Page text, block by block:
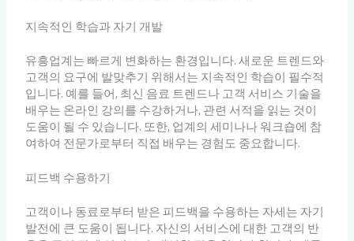
지속적인 학습과 자기 개발
유흥업계는 빠르게 변화하는 환경입니다. 새로운 트렌드와
고객의 요구에 발맞추기 위해서는 지속적인 학습이 필수적
입니다. 예를 들어, 최신 음료 트렌드나 고객 서비스 기술을
배우는 온라인 강의를 수강하거나, 관련 서적을 읽는 것이
도움이 될 수 있습니다. 또한, 업계의 세미나나 워크숍에 참
여하여 전문가로부터 직접 배우는 경험도 중요합니다.
피드백 수용하기
고객이나 동료로부터 받은 피드백을 수용하는 자세는 자기
발전에 큰 도움이 됩니다. 자신의 서비스에 대한 고객의 반